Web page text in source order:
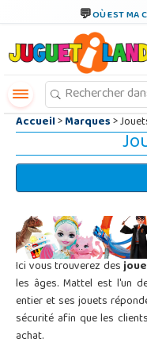
OÙ EST MA
Accueil>Marques>
Ici vous trouverez des
les âges. Mattel est l'un
entier et ses jouets
sécurité afin que les
achat.